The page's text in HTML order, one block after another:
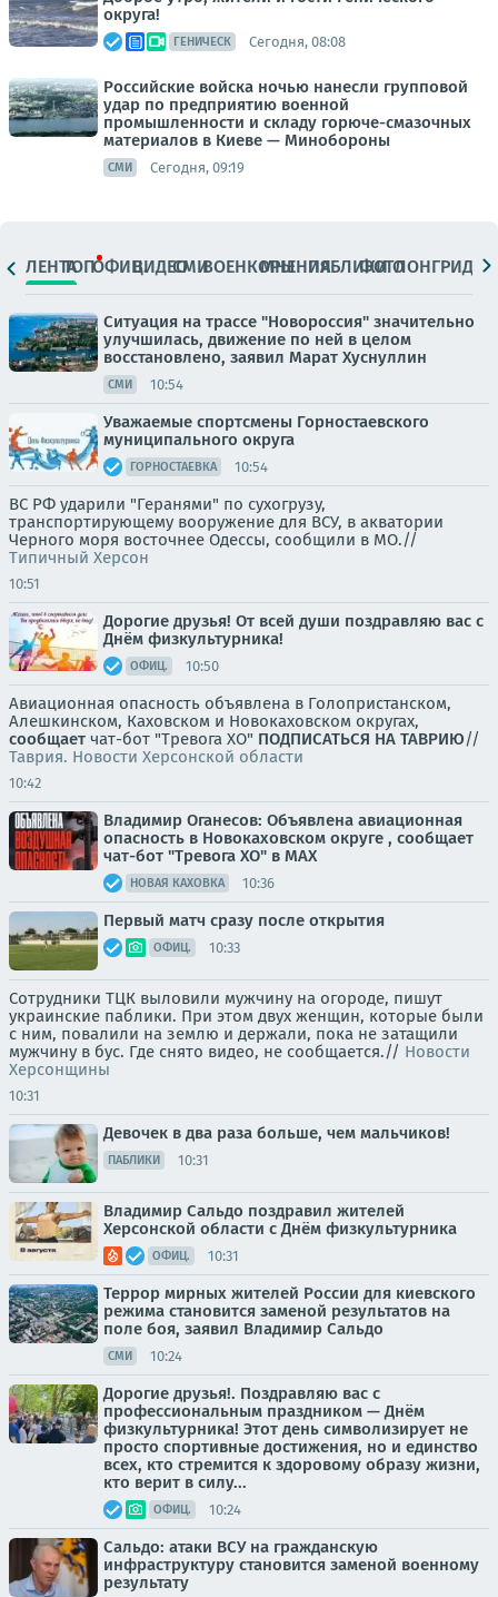
округа!
ГЕНИЧЕСК Сегодня, 08:08
Российские войска ночью нанесли групповой
удар по предприятию военной
промышленности и складу горюче-смазочных
материалов в Киеве — Минобороны
СМИ Сегодня, 09:19
ЛЕНТАТОПОФИЦ.ВИДЕОСМИВОЕНКОРЫМНЕНИЯПАБЛИКИ
ФОТОЛОНГРИДЫ
Ситуация на трассе "Новороссия" значительно
улучшилась, движение по ней в целом
восстановлено, заявил Марат Хуснуллин
СМИ 10:54
Уважаемые спортсмены Горностаевского
муниципального округа
ГОРНОСТАЕВКА 10:54
ВС РФ ударили "Геранями" по сухогрузу,
транспортирующему вооружение для ВСУ, в акватории
Черного моря восточнее Одессы, сообщили в МО.//
Типичный Херсон
10:51
Дорогие друзья! От всей души поздравляю вас с
Днём физкультурника!
ОФИЦ. 10:50
Авиационная опасность объявлена в Голопристанском,
Алешкинском, Каховском и Новокаховском округах,
сообщает чат-бот "Тревога ХО" ПОДПИСАТЬСЯ НА ТАВРИЮ//
Таврия. Новости Херсонской области
10:42
Владимир Оганесов: Объявлена авиационная
опасность в Новокаховском округе , сообщает
чат-бот "Тревога ХО" в MAX
НОВАЯ КАХОВКА 10:36
Первый матч сразу после открытия
ОФИЦ. 10:33
Сотрудники ТЦК выловили мужчину на огороде, пишут
украинские паблики. При этом двух женщин, которые были
с ним, повалили на землю и держали, пока не затащили
мужчину в бус. Где снято видео, не сообщается.// Новости
Херсонщины
10:31
Девочек в два раза больше, чем мальчиков!
ПАБЛИКИ 10:31
Владимир Сальдо поздравил жителей
Херсонской области с Днём физкультурника
ОФИЦ. 10:31
Террор мирных жителей России для киевского
режима становится заменой результатов на
поле боя, заявил Владимир Сальдо
СМИ 10:24
Дорогие друзья!. Поздравляю вас с
профессиональным праздником — Днём
физкультурника! Этот день символизирует не
просто спортивные достижения, но и единство
всех, кто стремится к здоровому образу жизни,
кто верит в силу...
ОФИЦ. 10:24
Сальдо: атаки ВСУ на гражданскую
инфраструктуру становится заменой военному
результату